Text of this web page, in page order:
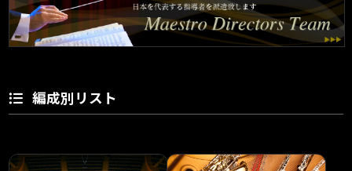
編成別リスト